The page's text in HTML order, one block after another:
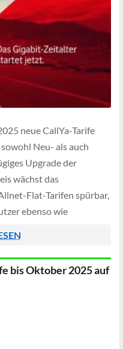
neue CallYa-Tarife
Neu- als auch
Upgrade der
wächst das
Flat-Tarifen spürbar,
ebenso wie
bis Oktober 2025 auf